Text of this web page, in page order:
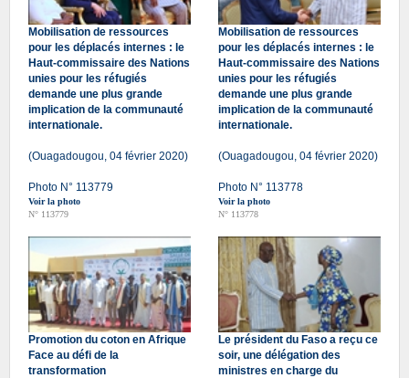
Mobilisation de ressources
pour les déplacés internes : le
Haut-commissaire des Nations
unies pour les réfugiés
demande une plus grande
implication de la communauté
internationale.
(Ouagadougou, 04 février 2020)
Photo N° 113779
Voir la photo
N° 113779
Mobilisation de ressources
pour les déplacés internes : le
Haut-commissaire des Nations
unies pour les réfugiés
demande une plus grande
implication de la communauté
internationale.
(Ouagadougou, 04 février 2020)
Photo N° 113778
Voir la photo
N° 113778
Promotion du coton en Afrique
Face au défi de la
transformation
Le président du Faso a reçu ce
soir, une délégation des
ministres en charge du